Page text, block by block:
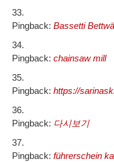
Pingback: Bassetti
Pingback: chainsaw mill
Pingback: https://
Pingback: 다시보기
Pingback: führerschein